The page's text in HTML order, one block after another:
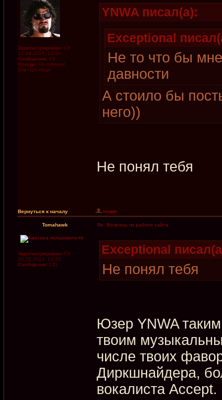
Зарегистрирован: Сб
10.10.2015, 13:44
Сообщения: 63
Откуда: Челябинск/
Екатеринбург
YNWA писал(а):
Exceptional
Не то что бы
давности
А стоило бы
него))
Не понял тебя
Вернуться к началу
Tomahawk Re: Вопросы по работе сайта
Зарегистрирован: Сб
30.03.2013, 13:35
Сообщения: 131
Exceptional
Не понял тебя
Юзер YNWA
твоим
числе твоих
Диркшнайдера,
вокалиста Accept.